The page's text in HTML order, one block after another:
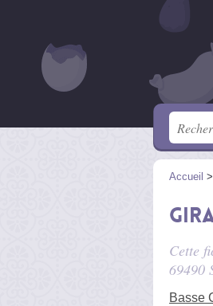
Accueil >
Cette
69490
Basse